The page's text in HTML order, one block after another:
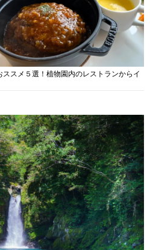
スメ５選！植物園内のレストランからイ